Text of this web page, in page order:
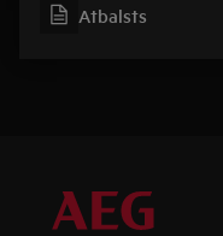
Atbalsts